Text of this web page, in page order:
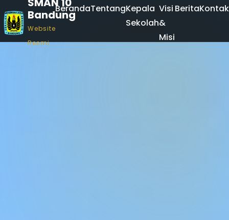
Bandung
Website
Resmi
BerandaTentangKepala
Sekolah
Visi
&
Misi
BeritaKontak